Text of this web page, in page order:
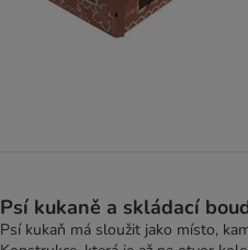
Psí kukaně a skládací
Psí kukaň má sloužit jako místo,